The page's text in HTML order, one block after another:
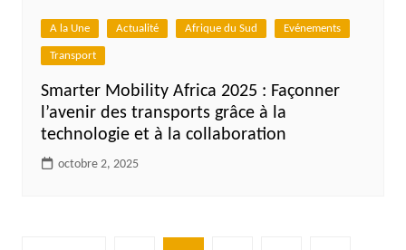
A la Une Actualité Afrique du Sud Evénements
Transport
Smarter Mobility Africa 2025 : Façonner
l’avenir des transports grâce à la
technologie et à la collaboration
octobre 2, 2025